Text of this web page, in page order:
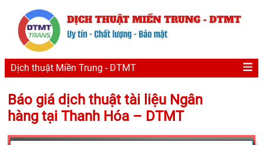
Dịch thuật Miền Trung - DTMT
Báo giá dịch thuật tài liệu Ngân
hàng tại Thanh Hóa – DTMT